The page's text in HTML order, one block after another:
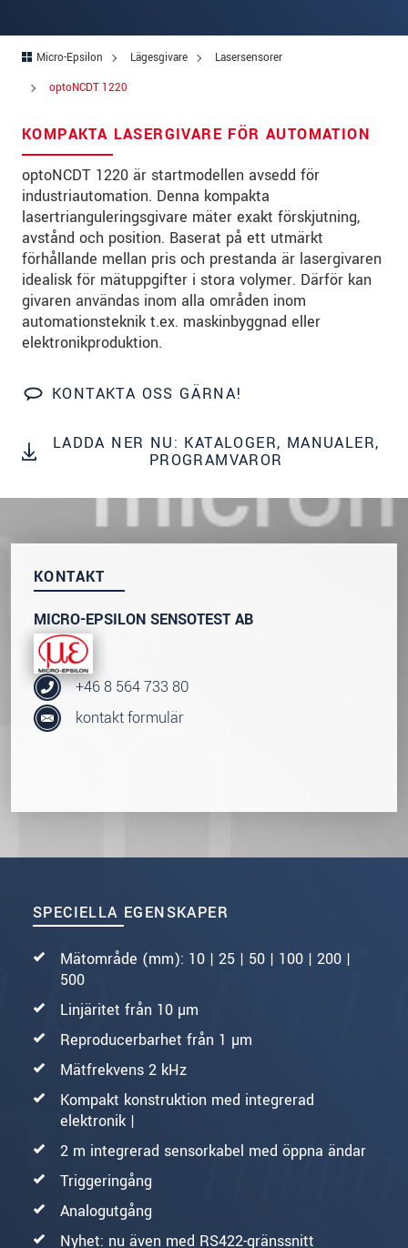
Micro-Epsilon Lägesgivare
Lasersensorer
optoNCDT 1220
KOMPAKTA LASERGIVARE FÖR AUTOMATION
optoNCDT 1220 är startmodellen avsedd för
industriautomation. Denna kompakta
lasertrianguleringsgivare mäter exakt förskjutning,
avstånd och position. Baserat på ett utmärkt
förhållande mellan pris och prestanda är lasergivaren
idealisk för mätuppgifter i stora volymer. Därför kan
givaren användas inom alla områden inom
automationsteknik t.ex. maskinbyggnad eller
elektronikproduktion.
KONTAKTA OSS GÄRNA!
LADDA NER NU: KATALOGER, MANUALER,
PROGRAMVAROR
SPECIELLA EGENSKAPER
Mätområde (mm): 10 | 25 | 50 | 100 | 200 |
500
Linjäritet från 10 µm
Reproducerbarhet från 1 µm
Mätfrekvens 2 kHz
Kompakt konstruktion med integrerad
elektronik |
2 m integrerad sensorkabel med öppna ändar
Triggeringång
Analogutgång
Nyhet: nu även med RS422-gränssnitt
KONTAKT
MICRO-EPSILON SENSOTEST AB
+46 8 564 733 80
kontakt formulär
Ort*
Land *
Telefon *
E-post*
Meddelande*
* Obligatoriska fält
integritetspolicy .
SKICKA MEDDELANDE